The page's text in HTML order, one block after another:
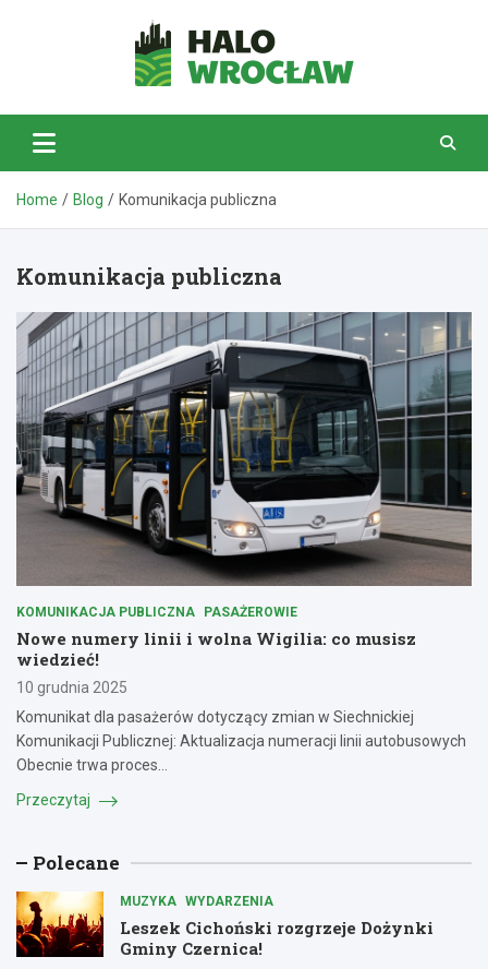
HaloWrocław.pl
Home Blog Komunikacja publiczna
Komunikacja publiczna
KOMUNIKACJA PUBLICZNA PASAŻEROWIE
Nowe numery linii i wolna Wigilia: co musisz
wiedzieć!
10 grudnia 2025
Komunikat dla pasażerów dotyczący zmian w Siechnickiej
Komunikacji Publicznej: Aktualizacja numeracji linii autobusowych
Obecnie trwa proces…
Przeczytaj
Polecane
MUZYKA WYDARZENIA
Leszek Cichoński rozgrzeje Dożynki
Gminy Czernica!